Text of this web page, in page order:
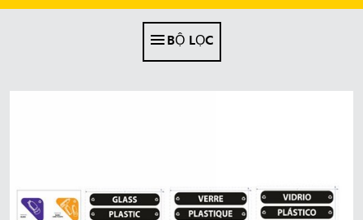
Việt Nam (VN)
Thái Lan (TH)
BỘ LỌC